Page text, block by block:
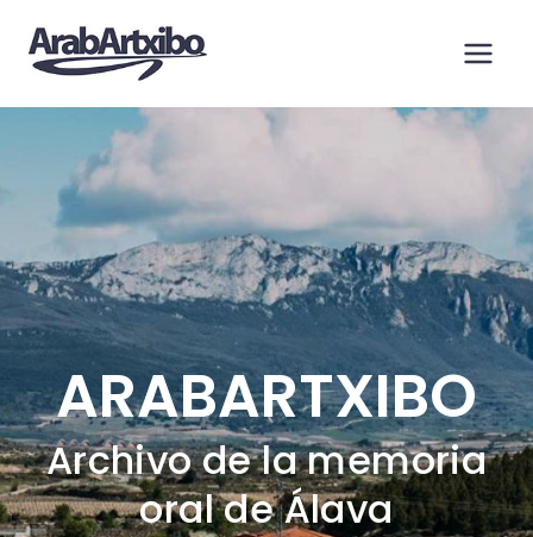
contenido
ARABARTXIBO
Archivo de la memoria
oral de Álava